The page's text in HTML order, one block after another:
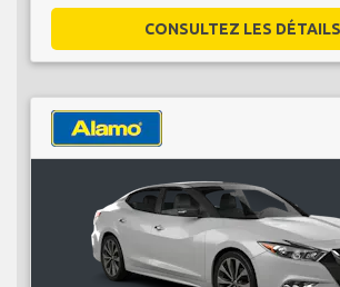
CONSULTEZ LES